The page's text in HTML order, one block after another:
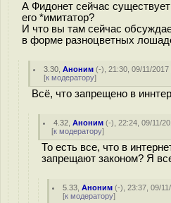
А Фидонет сейчас
его *имитатор?
И что вы там сейчас
в форме разноцветных
3.30 ,Аноним (-), 21:30, 09/11/2017
[к модератору]
Всё, что запрещено в
4.32 ,Аноним (-), 22:24, 09/11/
[к модератору]
То есть все, что в
запрещают законом? Я
5.33 ,Аноним (-), 23:37, 09/
[к модератору]